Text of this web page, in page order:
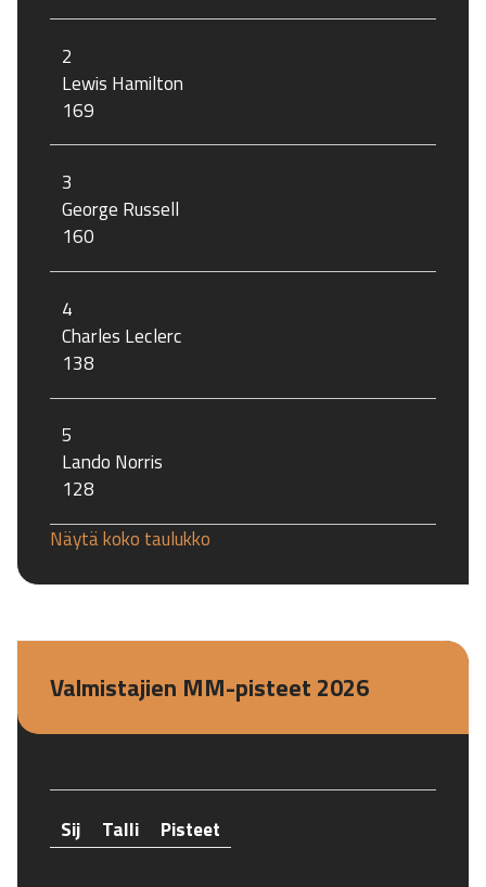
2
Lewis Hamilton
169
3
George Russell
160
4
Charles Leclerc
138
5
Lando Norris
128
Näytä koko taulukko
Valmistajien MM-pisteet 2026
Sij Talli Pisteet